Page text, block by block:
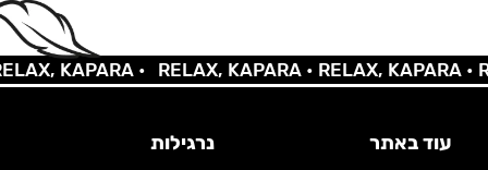
KAPARA • RELAX, KAPARA •RELAX, KAPARA •
עוד באתר נרגילות